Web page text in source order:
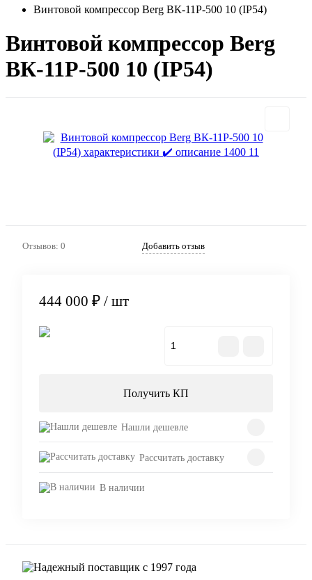
Винтовой компрессор Berg ВК-11Р-500 10 (IP54)
Винтовой компрессор Berg
ВК-11Р-500 10 (IP54)
Отзывов: 0 Добавить отзыв
444 000 ₽ / шт
Получить КП
Нашли дешевле
Рассчитать доставку
В наличии